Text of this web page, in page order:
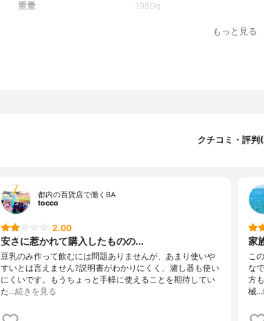
重量
1980g
もっと見る
クチコミ・評判
都内の百貨店で働くBA
tocco
2.00
安さに惹かれて購入したものの...
豆乳のみ作って飲むには問題ありませんが、あまり使いや
すいとは言えません?説明書がわかりにくく、濾し器も使い
にくいです。もうちょっと手軽に使えることを期待してい
た…続きを見る
家
こ
な
方
械…